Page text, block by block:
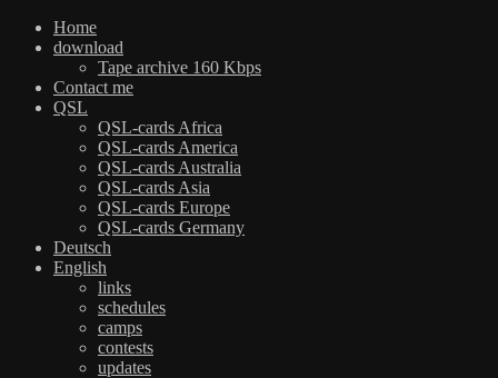
Home
download
Tape archive 160 Kbps
Contact me
QSL
QSL-cards Africa
QSL-cards America
QSL-cards Australia
QSL-cards Asia
QSL-cards Europe
QSL-cards Germany
Deutsch
English
links
schedules
camps
contests
updates